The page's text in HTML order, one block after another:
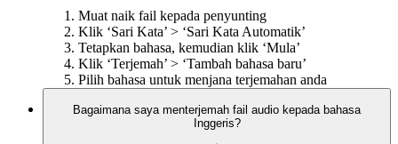
Muat naik fail kepada penyunting
Klik ‘Sari Kata’ > ‘Sari Kata Automatik’
Tetapkan bahasa, kemudian klik ‘Mula’
Klik ‘Terjemah’ > ‘Tambah bahasa baru’
Pilih bahasa untuk menjana terjemahan anda
Bagaimana saya menterjemah fail audio kepada bahasa
Inggeris?